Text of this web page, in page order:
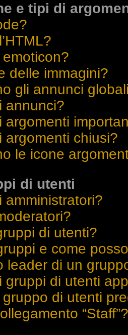
e tipi di
delle immagini?
gli annunci
annunci?
argomenti
argomenti chiusi?
le icone
di utenti
amministratori?
di utenti?
e come
leader di un
gruppi di utenti
gruppo di utenti
“Staff”?